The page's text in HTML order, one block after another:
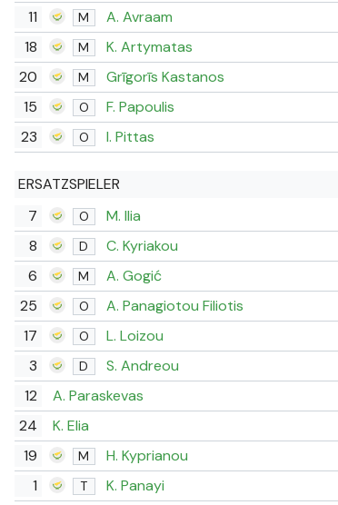
11 M
A. Avraam
18
M K. Artymatas
20 M Grīgorīs Kastanos
15 O F. Papoulis
23 O I. Pittas
ERSATZSPIELER
7
O M. Ilia
8 D C. Kyriakou
6 M A. Gogić
25 O A. Panagiotou Filiotis
17 O L. Loizou
3 D S. Andreou
12
A. Paraskevas
24
K. Elia
19
M
H. Kyprianou
1
T
K. Panayi